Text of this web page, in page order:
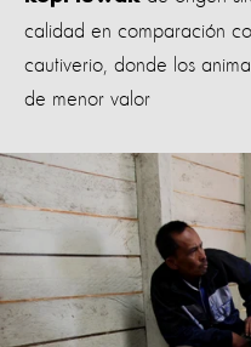
calidad en comparación
cautiverio, donde los
de menor valor